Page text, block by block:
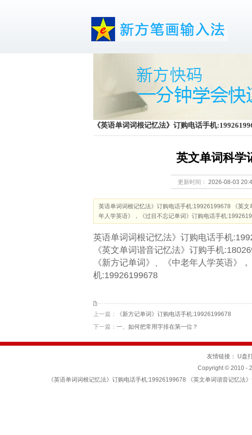
《英语单词词根记忆法》订购电话手机
英文单词科学
更新时间： 2026-08-03
英语单词词根记忆法》订购电话手机:19926199678 《英
年人学英语》，《过目不忘记单词》订购电话手机
英语单词词根记忆法》订购电话手机
《英文单词谐音记忆法》订购手机
《新方记单词》、《中老年人学英语》
机:19926199678
上一篇：
《新方记单词》订购电话手机:19926199678
下一篇： 一、如何把常用字排在第一位？
友情链接： U盘
Copyright © 2010 -
《英语单词词根记忆法》订购电话手机:19926199678 《英文单词谐音记忆